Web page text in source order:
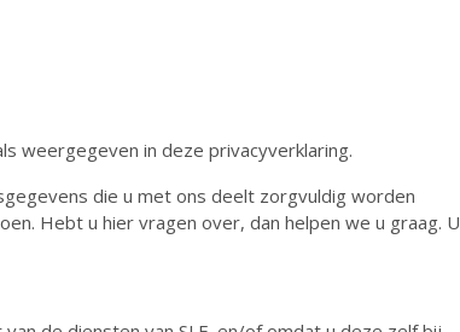
weergegeven in deze privacyverklaring.
die u met ons deelt zorgvuldig worden
Hebt u hier vragen over, dan helpen we u graag. U